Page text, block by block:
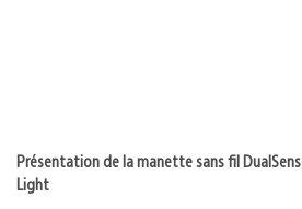
Présentation de la manette sans fil
Light